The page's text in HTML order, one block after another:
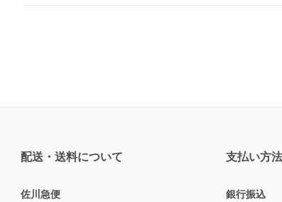
配送・送料について
佐川急便
支払い方
銀行振込